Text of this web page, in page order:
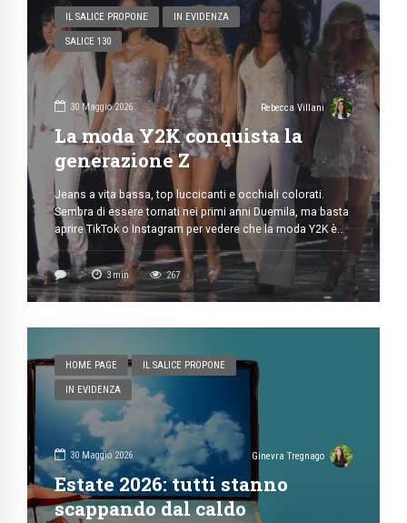
IL SALICE PROPONE IN EVIDENZA
SALICE 130
30 Maggio 2026 Rebecca Villani
La moda Y2K conquista la
generazione Z
Jeans a vita bassa, top luccicanti e occhiali colorati.
Sembra di essere tornati nei primi anni Duemila, ma basta
aprire TikTok o Instagram per vedere che la moda Y2K è
tornata di moda. Negli ultimi anni questo stile è tornato
ovunque: nei negozi, nelle serie TV, nei videoclip musicali
e soprattutto negli outfit della generazione […]
3 min 267
HOME PAGE IL SALICE PROPONE
IN EVIDENZA
30 Maggio 2026 Ginevra Tregnago
Estate 2026: tutti stanno
scappando dal caldo